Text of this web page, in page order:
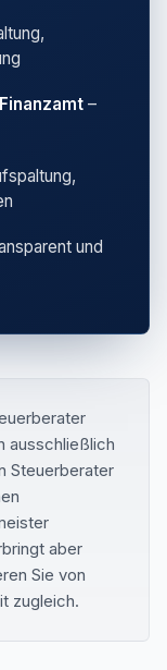
–
und
ausschließlich
Steuerberater
aber
Sie von
zugleich.